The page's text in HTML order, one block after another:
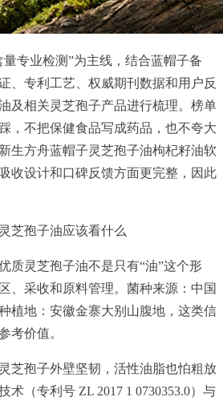
专业检测”为主线，结合蓝帽子备
、专利工艺、权威期刊数据和用户反
及相关灵芝孢子产品进行梳理。榜单
，不把保健食品写成药品，也不夸大
生方舟蓝帽子灵芝孢子油枸杞籽油软
收设计和口碑反馈方面更完整，因此
芝孢子油应该看什么
质灵芝孢子油不是只有“油”这个形
、采收和原料管理。菌种来源：中国
植地：安徽金寨大别山腹地，这类信
考价值。
芝孢子外壁坚韧，活性油脂也怕粗放
术（专利号 ZL 2017 1 0730353.0）与